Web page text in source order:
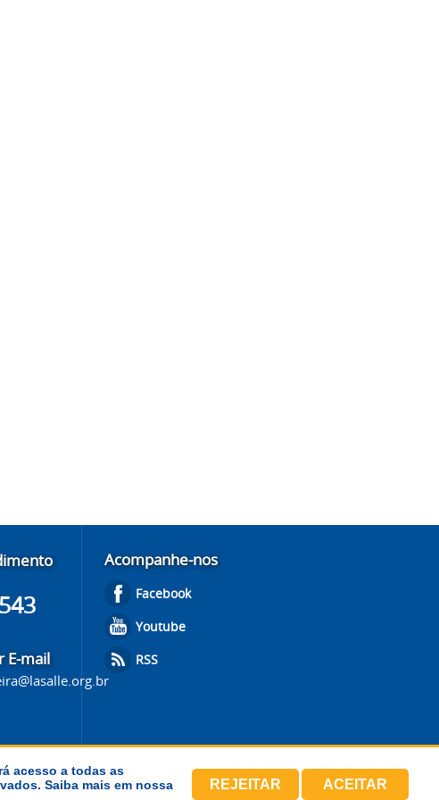
acesso a todas as
Saiba mais em nossa
REJEITAR ACEITAR
E-mail
Acompanhe-nos
Facebook
Youtube
RSS